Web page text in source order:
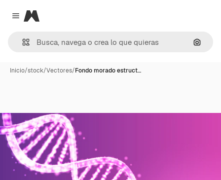
Close menu
Magnific
Inicio/stock/Vectores/Fondo morado estruct…